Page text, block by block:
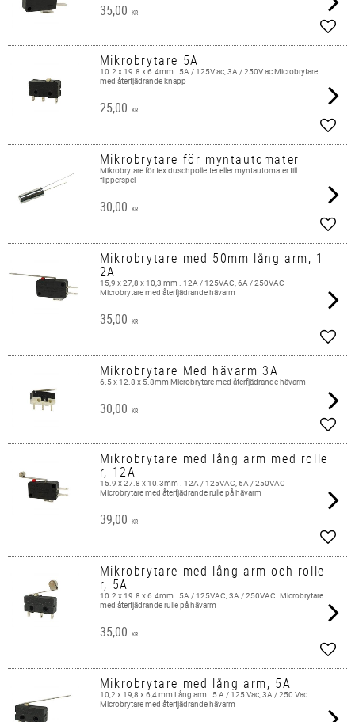
35,00 KR
Add
Mikrobrytare 5A
10.2 x 19.8 x 6.4mm . 5A / 125V ac, 3A / 250V ac Microbrytare
med återfjädrande knapp
25,00 KR
Add
Mikrobrytare för myntautomater
Mikrobrytare för tex duschpolletter eller myntautomater till
flipperspel
30,00 KR
Add
Mikrobrytare med 50mm lång arm, 1
2A
15,9 x 27,8 x 10,3 mm . 12A / 125VAC, 6A / 250VAC
Microbrytare med återfjädrande hävarm
35,00 KR
Add
Mikrobrytare Med hävarm 3A
6.5 x 12.8 x 5.8mm Microbrytare med återfjädrande hävarm
30,00 KR
Add
Mikrobrytare med lång arm med rolle
r, 12A
15.9 x 27.8 x 10.3mm . 12A / 125VAC, 6A / 250VAC
Microbrytare med återfjädrande rulle på hävarm
39,00 KR
Add
Mikrobrytare med lång arm och rolle
r, 5A
10.2 x 19.8 x 6.4mm . 5A / 125VAC, 3A / 250VAC. Microbrytare
med återfjädrande rulle på hävarm
35,00 KR
Add
Mikrobrytare med lång arm, 5A
10,2 x 19,8 x 6,4 mm Lång arm . 5 A / 125 Vac, 3A / 250 Vac
Microbrytare med återfjädrande hävarm